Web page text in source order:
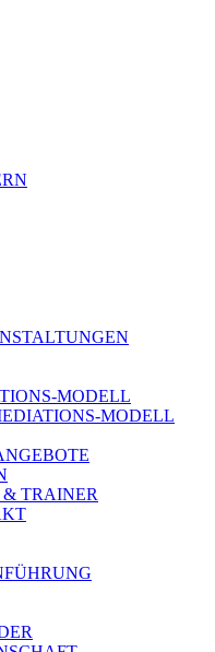
MODELL
MODELL
TRAINER